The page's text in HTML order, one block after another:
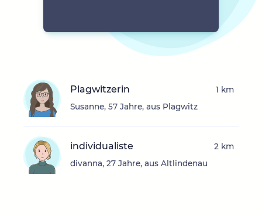
Plagwitzerin
Susanne, 57 Jahre, aus Plagwitz
1 km
individualiste
divanna, 27 Jahre, aus Altlindenau
2 km